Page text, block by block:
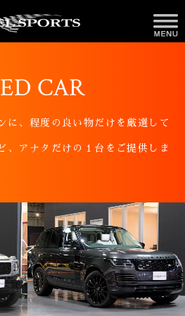
CAR
に、程度の良い物だけを厳選して
、アナタだけの１台をご提供しま